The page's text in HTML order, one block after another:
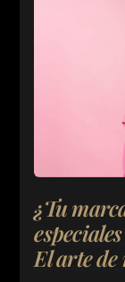
¿Tu
El arte